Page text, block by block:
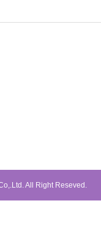
All Right Reseved.